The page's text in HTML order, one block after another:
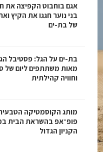
אגם בוחבוט הקפיצה את
של בת-ים
בת-ים על הגל: פסטיבל
מאות משתתפים ליום של
וחוויה קהילתית
פופ־אפ בהשראת הבית
הקניון הגדול